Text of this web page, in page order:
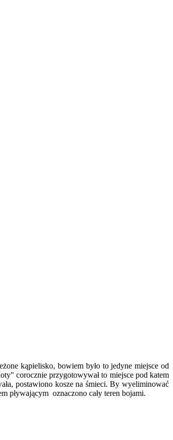
kąpielisko, bowiem było to jedyne miejsce od
corocznie przygotowywał to miejsce pod katem
postawiono kosze na śmieci. By wyeliminować
pływającym oznaczono cały teren bojami.